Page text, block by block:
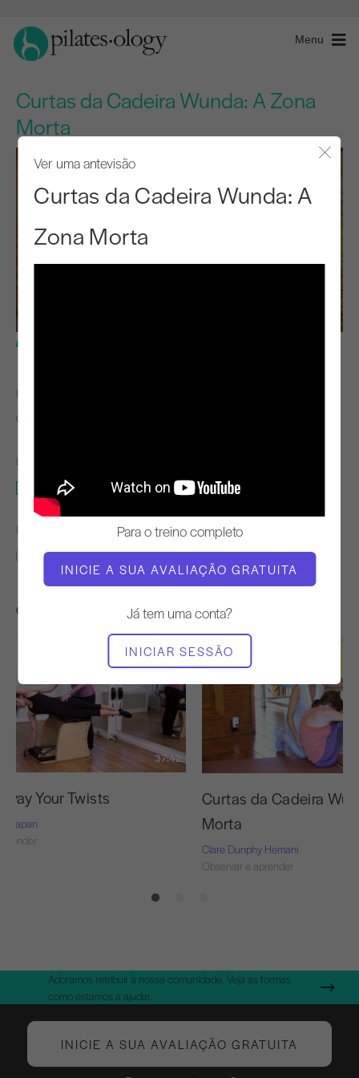
Menu
Curtas da Cadeira Wunda: A Zona
Morta
Ver uma antevisão
Curtas da Cadeira Wunda: A
Zona Morta
Para o treino completo
INICIE A SUA AVALIAÇÃO GRATUITA
Já tem uma conta?
INICIAR SESSÃO
PROFESSOR
Clare Dunphy Hemani
EQUIPAMENTO NECESSÁRIO
Cadeira Wunda
ENCONTRAR AULAS SEMELHANTES PARA
10 - 20 min
Cadeira Wunda
Outros exercícios de que poderá gostar
37:42
Your Twists
Capan
Curtas da Cadeira
Morta
Clare Dunphy Hemani
Observar e aprender
Adoramos retribuir à nossa comunidade. Veja as formas
como estamos a ajudar.
INICIE A SUA AVALIAÇÃO GRATUITA